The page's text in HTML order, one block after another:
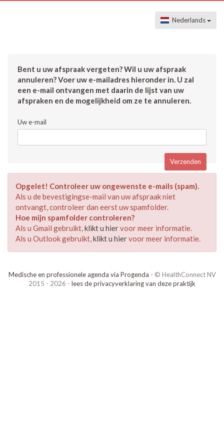
Nederlands
Bent u uw afspraak vergeten? Wil u uw afspraak
annuleren? Voer uw e-mailadres hieronder in. U zal
een e-mail ontvangen met daarin de lijst van uw
afspraken en de mogelijkheid om ze te annuleren.
Uw e-mail
Opgelet! Controleer uw ongewenste e-mails (spam).
Als u de bevestigingse-mail van uw afspraak niet
ontvangt, controleer dan eerst uw spamfolder.
Hoe mijn spamfolder controleren?
Als u Gmail gebruikt,klikt u hiervoor meer informatie.
Als u Outlook gebruikt,klikt u hiervoor meer informatie.
Medische en professionele agenda via Progenda - © HealthConnect NV
2015 - 2026 - lees de privacyverklaring van deze praktijk